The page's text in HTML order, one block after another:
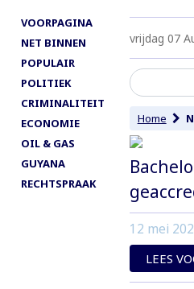
VOORPAGINA
NET BINNEN
POPULAIR
POLITIEK
CRIMINALITEIT
ECONOMIE
OIL & GAS
GUYANA
RECHTSPRAAK
vrijdag 07
Home
12 mei
LEES